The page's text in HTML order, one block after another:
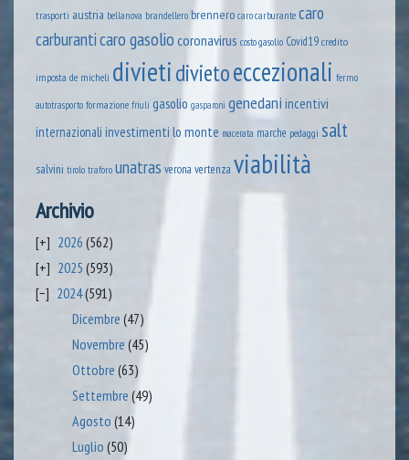
trasporti austria bellanova brandellero brennero caro carburante caro
carburanticaro gasoliocoronavirus costo gasolio Covid19credito
imposta de micheli divietidivietoeccezionali fermo
autotrasporto formazione friuli gasolio gasparoni genedani incentivi
internazionali investimenti lo monte macerata marche pedaggi salt
salvini tirolo traforo unatras verona vertenza viabilità
Archivio
2026 (562)
2025 (593)
2024(591)
Dicembre (47)
Novembre (45)
Ottobre (63)
Settembre (49)
Agosto (14)
Luglio (50)